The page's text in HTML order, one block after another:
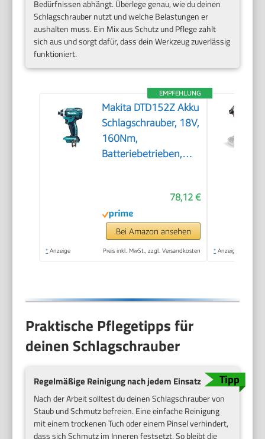
Bedürfnissen abhängt. Überlege genau, wie du deinen
Schlagschrauber nutzt und welche Belastungen er
aushalten muss. Ein Mix aus Schutz und Pflege zahlt
sich aus und sorgt dafür, dass dein Werkzeug zuverlässig
funktioniert.
EMPFEHLUNG
Makita DTD152Z Akku
Schlagschrauber, 18V,
160Nm,
Batteriebetrieben,
78,12 €
Bei Amazon ansehen
* Anzeige Preis inkl. MwSt., zzgl. Versandkosten * Anzeige
Praktische Pflegetipps für
deinen Schlagschrauber
Regelmäßige Reinigung nach jedem Einsatz
Nach der Arbeit solltest du deinen Schlagschrauber von
Staub und Schmutz befreien. Eine einfache Reinigung
mit einem trockenen Tuch oder einem Pinsel verhindert,
dass sich Schmutz im Inneren festsetzt. So bleibt die